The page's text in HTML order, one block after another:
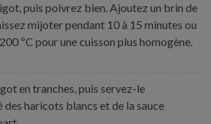
puis poivrez bien. Ajoutez un brin de
mijoter pendant 10 à 15 minutes ou
ºC pour une cuisson plus homogène.
en tranches, puis servez-le
des haricots blancs et de la sauce